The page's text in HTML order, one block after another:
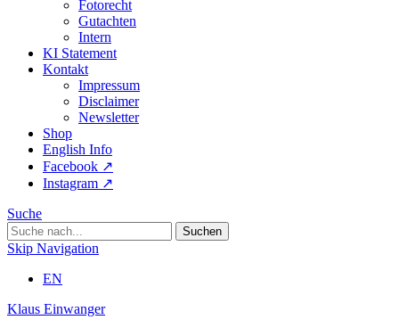
Fotorecht
Gutachten
Intern
KI Statement
Kontakt
Impressum
Disclaimer
Newsletter
Shop
English Info
Facebook ↗︎
Instagram ↗︎
Suche
Skip Navigation
EN
Klaus Einwanger